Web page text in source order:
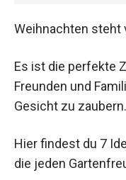
Weihnachten steht
Es ist die perfekte
Freunden und
Gesicht zu zaubern.
Hier findest du 7
die jeden